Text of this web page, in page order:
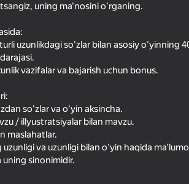
Oʻyin
uning ma'nosini o'rganing.
uzunlikdagi so'zlar bilan asosiy o'yinning
vazifalar va bajarish uchun bonus.
so'zlar va o'yin aksincha.
/ illyustratsiyalar bilan mavzu.
maslahatlar.
uzunligi va uzunligi bilan o'yin haqida
uning sinonimidir.